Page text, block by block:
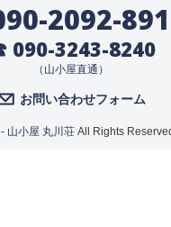
2092-
090-3243-8240
（山小屋直通）
お問い合わせフォーム
山小屋 丸川荘 All Rights